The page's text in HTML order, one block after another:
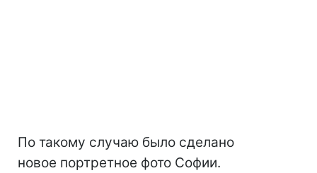
По такому случаю было сделано
новое портретное фото Софии.